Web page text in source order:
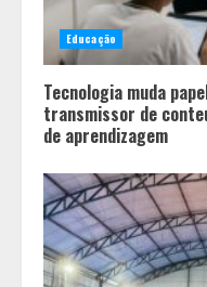
4
Educação
Tecnologia muda
transmissor de
de aprendizagem